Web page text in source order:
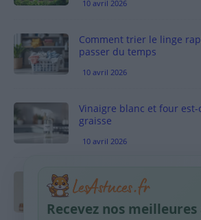
10 avril 2026
Comment trier le linge
passer du temps
10 avril 2026
Vinaigre blanc et four
graisse
10 avril 2026
Taches pigmentaires :
habitudes qui aident
9 avril 2026
Recevez nos meilleures